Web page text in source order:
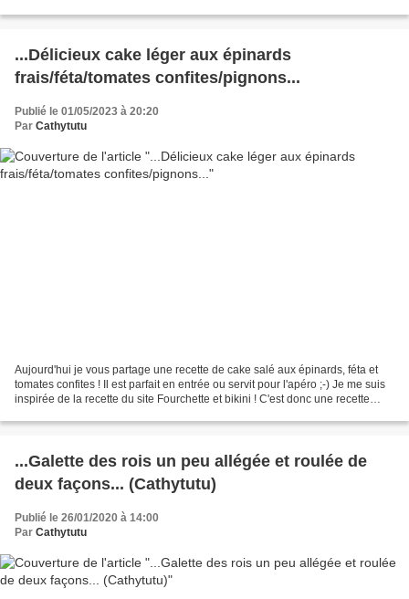
...Délicieux cake léger aux épinards
frais/féta/tomates confites/pignons...
Publié le 01/05/2023 à 20:20
Par Cathytutu
Aujourd'hui je vous partage une recette de cake salé aux épinards, féta et
tomates confites ! Il est parfait en entrée ou servit pour l'apéro ;-) Je me suis
inspirée de la recette du site Fourchette et bikini ! C'est donc une recette
...Galette des rois un peu allégée et roulée de
deux façons... (Cathytutu)
Publié le 26/01/2020 à 14:00
Par Cathytutu